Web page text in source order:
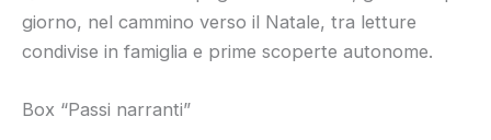
giorno, nel cammino verso il Natale, tra letture
condivise in famiglia e prime scoperte autonome.
Box “Passi narranti”